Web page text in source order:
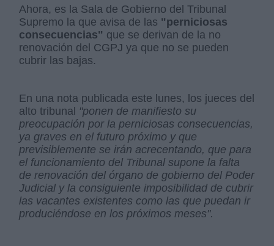
Ahora, es la Sala de Gobierno del Tribunal
Supremo la que avisa de las "perniciosas
consecuencias" que se derivan de la no
renovación del CGPJ ya que no se pueden
cubrir las bajas.
En una nota publicada este lunes, los jueces del
alto tribunal "ponen de manifiesto su
preocupación por la perniciosas consecuencias,
ya graves en el futuro próximo y que
previsiblemente se irán acrecentando, que para
el funcionamiento del Tribunal supone la falta
de renovación del órgano de gobierno del Poder
Judicial y la consiguiente imposibilidad de cubrir
las vacantes existentes como las que puedan ir
produciéndose en los próximos meses".